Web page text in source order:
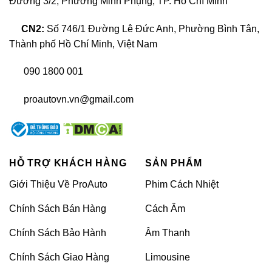
Cách âm chống ồn xe Toyota Avanza
Việc dán cách âm chống ồn xe Toyota
dụng như sau:
CN2: Số 746/1 Đường Lê Đức Anh, Phường Bình Tân,
Thành phố Hồ Chí Minh, Việt Nam
090 1800 001
proautovn.vn@gmail.com
HỖ TRỢ KHÁCH HÀNG
Giới Thiệu Về ProAuto
Chính Sách Bán Hàng
Chính Sách Bảo Hành
Chính Sách Giao Hàng
SẢN PHẨM
Phim Cách Nhiệt
Cách Âm
Âm Thanh
Limousine